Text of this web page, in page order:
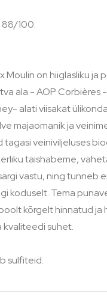
88/100.
Moulin on hiiglasliku ja
ala - AOP Corbières
alati viisakat
majaomanik ja
veiniviljeluses
täishabeme,
vastu, ning tunneb
koduselt. Tema
kõrgelt hinnatud ja
kvaliteedi suhet.
sulfiteid.